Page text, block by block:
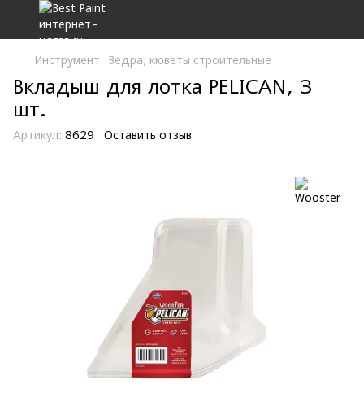
Инструмент Ведра, кюветы строительные
Вкладыш для лотка PELICAN, 3
шт.
Артикул: 8629 Оставить отзыв